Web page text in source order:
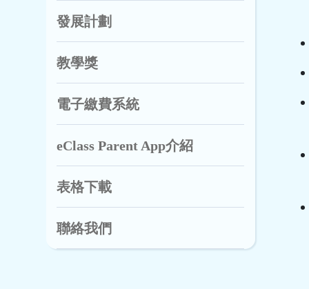
發展計劃
教學獎
電子繳費系統
eClass Parent App介紹
表格下載
聯絡我們